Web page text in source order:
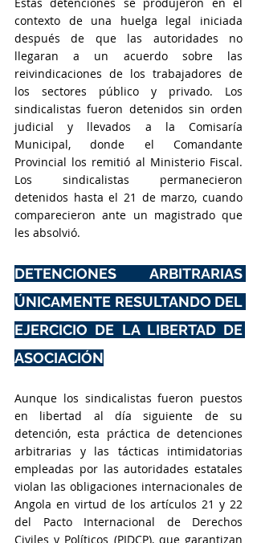
contexto de una huelga legal iniciada
después de que las autoridades no
llegaran a un acuerdo sobre las
reivindicaciones de los trabajadores de
los sectores público y privado. Los
sindicalistas fueron detenidos sin orden
judicial y llevados a la Comisaría
Municipal, donde el Comandante
Provincial los remitió al Ministerio Fiscal.
Los sindicalistas permanecieron
detenidos hasta el 21 de marzo, cuando
comparecieron ante un magistrado que
les absolvió.
DETENCIONES ARBITRARIAS
ÚNICAMENTE RESULTANDO DEL
EJERCICIO DE LA LIBERTAD DE
ASOCIACIÓN
Aunque los sindicalistas fueron puestos
en libertad al día siguiente de su
detención, esta práctica de detenciones
arbitrarias y las tácticas intimidatorias
empleadas por las autoridades estatales
violan las obligaciones internacionales de
Angola en virtud de los artículos 21 y 22
del Pacto Internacional de Derechos
Civiles y Políticos (PIDCP), que garantizan